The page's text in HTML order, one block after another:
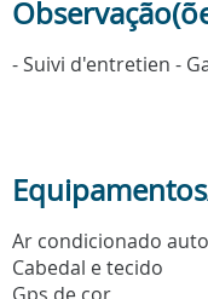
- Suivi d'entretien -
Ar condicionado
Cabedal e tecido